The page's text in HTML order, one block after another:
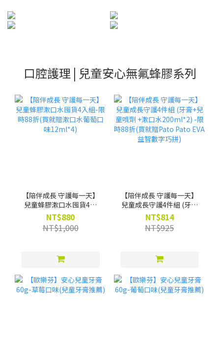
口腔護理 | 兒童安心無氟蜂膠系列
【陪伴成長 守護每一天】
兒童蜂膠漱口水囤貨4入
組-限時88折(買就贈漱口
水葡萄口味12ml*4)
NT$880
NT$1,000
【陪伴成長 守護每一天】
兒童成長守護4件組 (牙膏
+兒童噴劑 +漱口水
200ml*2) -限時88折(買就
贈Pato Pato EVA益智數字
NT$814
NT$925